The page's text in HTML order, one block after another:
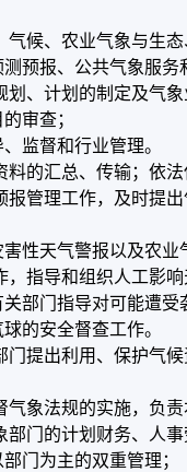
候、农业气象与生
预报、公共气象服
、计划的制定及气
审查；
监督和行业管理。
的汇总、传输；依
管理工作，及时提
性天气警报以及农
指导和组织人工影
部门指导对可能遭
的安全督查工作。
提出利用、保护气
象法规的实施，负
门的计划财务、人
门为主的双重管理；